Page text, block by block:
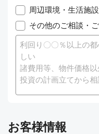
周辺環境・生活施
その他のご相談・
お客様情報